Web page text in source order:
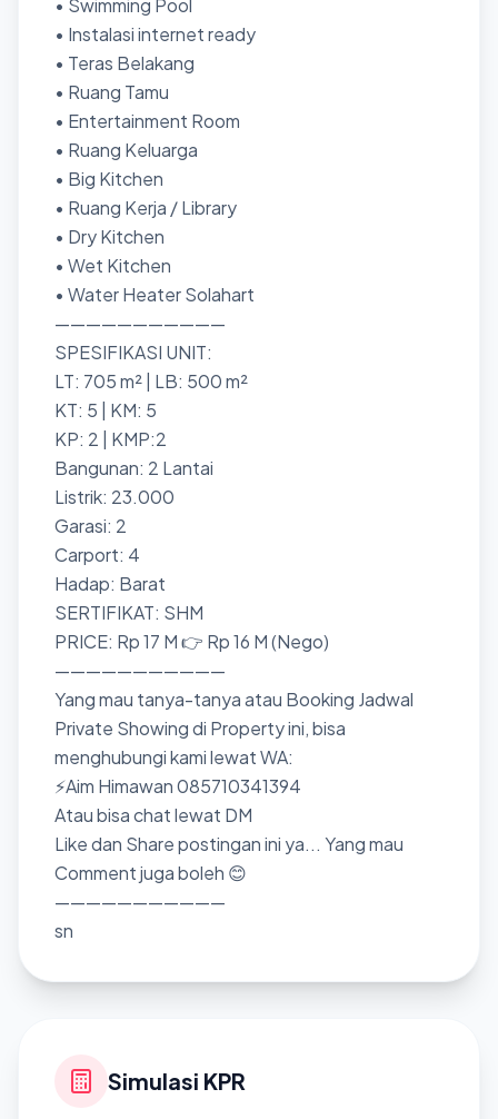
• Swimming Pool
• ⁠Instalasi internet ready
• Teras Belakang
• Ruang Tamu
• Entertainment Room
• Ruang Keluarga
• Big Kitchen
• Ruang Kerja / Library
• Dry Kitchen
• Wet Kitchen
• Water Heater Solahart
———————————
SPESIFIKASI UNIT:
LT: 705 m² | LB: 500 m²
KT: 5 | KM: 5
KP: 2 | KMP:2
Bangunan: 2 Lantai
Listrik: 23.000
Garasi: 2
Carport: 4
Hadap: Barat
SERTIFIKAT: SHM
PRICE: Rp 17 M 👉 Rp 16 M (Nego)
———————————
Yang mau tanya-tanya atau Booking Jadwal
Private Showing di Property ini, bisa
menghubungi kami lewat WA:
⚡Aim Himawan 085710341394
Atau bisa chat lewat DM
Like dan Share postingan ini ya... Yang mau
Comment juga boleh 😊
———————————
sn
Simulasi KPR